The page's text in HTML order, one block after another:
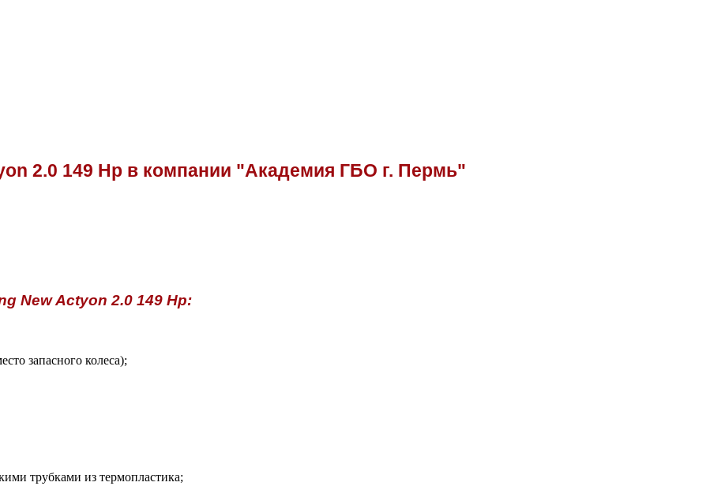
2.0 149 Hp в компании "Академия ГБО г. Пермь"
New Actyon 2.0 149 Hp:
запасного колеса);
трубками из термопластика;